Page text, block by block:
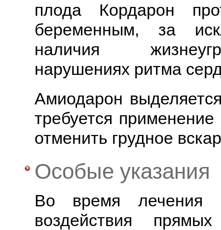
плода Кордарон
беременным, за
наличия
нарушениях ритма
Амиодарон
требуется
отменить грудное
Особые указания
Во время лечения
воздействия